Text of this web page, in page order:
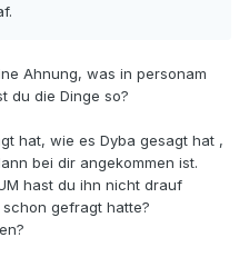
Ahnung, was in personam
du die Dinge so?
hat, wie es Dyba gesagt hat ,
bei dir angekommen ist.
hast du ihn nicht drauf
gefragt hatte?